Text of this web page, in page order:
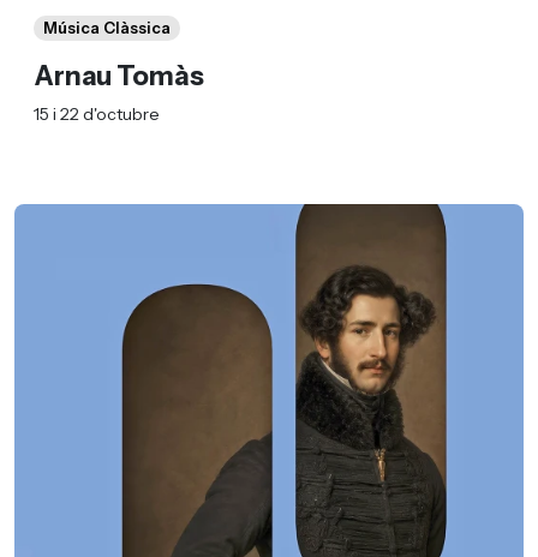
Música Clàssica
Arnau Tomàs
15 i 22 d'octubre